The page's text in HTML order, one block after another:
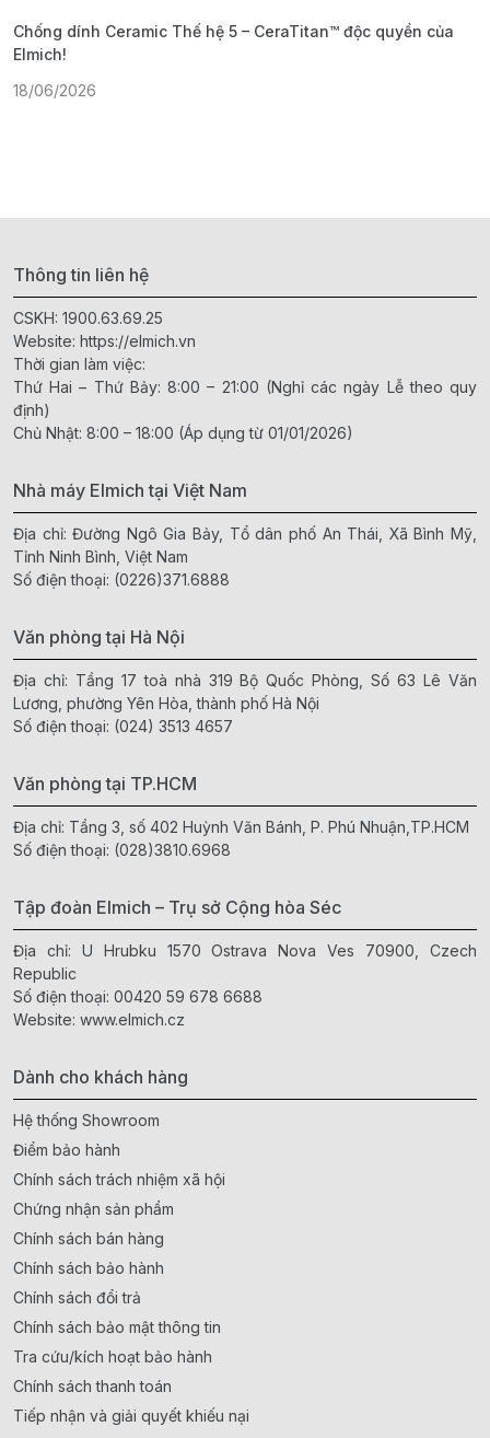
Chống dính Ceramic Thế hệ 5 – CeraTitan™ độc quyền của
Elmich!
18/06/2026
Thông tin liên hệ
CSKH: 1900.63.69.25
Website: https://elmich.vn
Thời gian làm việc:
Thứ Hai – Thứ Bảy: 8:00 – 21:00 (Nghỉ các ngày Lễ theo quy
định)
Chủ Nhật: 8:00 – 18:00 (Áp dụng từ 01/01/2026)
Nhà máy Elmich tại Việt Nam
Địa chỉ: Đường Ngô Gia Bảy, Tổ dân phố An Thái, Xã Bình Mỹ,
Tỉnh Ninh Bình, Việt Nam
Số điện thoại: (0226)371.6888
Văn phòng tại Hà Nội
Địa chỉ: Tầng 17 toà nhà 319 Bộ Quốc Phòng, Số 63 Lê Văn
Lương, phường Yên Hòa, thành phố Hà Nội
Số điện thoại: (024) 3513 4657
Văn phòng tại TP.HCM
Địa chỉ: Tầng 3, số 402 Huỳnh Văn Bánh, P. Phú Nhuận,TP.HCM
Số điện thoại: (028)3810.6968
Tập đoàn Elmich – Trụ sở Cộng hòa Séc
Địa chỉ: U Hrubku 1570 Ostrava Nova Ves 70900, Czech
Republic
Số điện thoại: 00420 59 678 6688
Website: www.elmich.cz
Dành cho khách hàng
Hệ thống Showroom
Điểm bảo hành
Chính sách trách nhiệm xã hội
Chứng nhận sản phẩm
Chính sách bán hàng
Chính sách bảo hành
Chính sách đổi trả
Chính sách bảo mật thông tin
Tra cứu/kích hoạt bảo hành
Chính sách thanh toán
Tiếp nhận và giải quyết khiếu nại